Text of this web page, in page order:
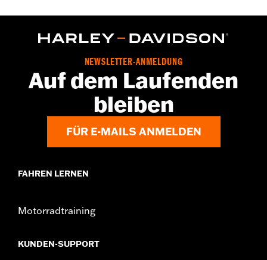
In Einheiten erhältlich:Jeweils
NEWSLETTER-ANMELDUNG
Auf dem Laufenden
bleiben
FÜR E-MAILS ANMELDEN
FAHREN LERNEN
Motorradtraining
KUNDEN-SUPPORT